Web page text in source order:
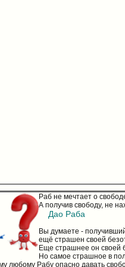
Раб не мечтает о
А получив свободу, не
Дао Раба
Вы думаете -
ещё страшен своей
Еще страшнее он своей
Но самое страшное в
любому Рабу опасно давать